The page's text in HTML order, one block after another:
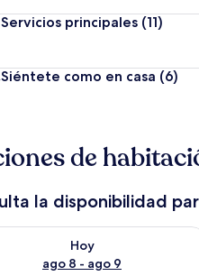
t
a
e
a
Servicios principales (11)
Siéntete como en casa (6)
de
la disponibilidad
Hoy
ago 8 - ago 9
la disponibilidad para hoy